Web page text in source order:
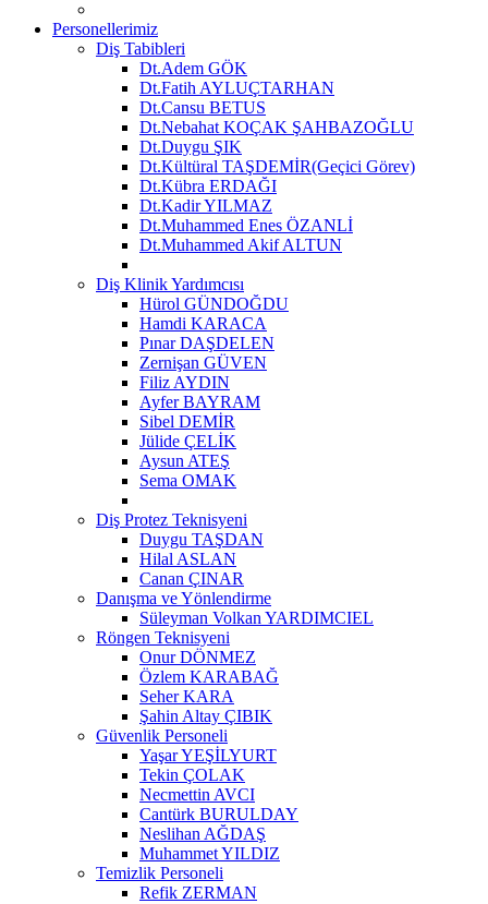
Personellerimiz
Diş Tabibleri
Dt.Adem GÖK
Dt.Fatih AYLUÇTARHAN
Dt.Cansu BETUS
Dt.Nebahat KOÇAK ŞAHBAZOĞLU
Dt.Duygu ŞIK
Dt.Kültüral TAŞDEMİR(Geçici Görev)
Dt.Kübra ERDAĞI
Dt.Kadir YILMAZ
Dt.Muhammed Enes ÖZANLİ
Dt.Muhammed Akif ALTUN
Diş Klinik Yardımcısı
Hürol GÜNDOĞDU
Hamdi KARACA
Pınar DAŞDELEN
Zernişan GÜVEN
Filiz AYDIN
Ayfer BAYRAM
Sibel DEMİR
Jülide ÇELİK
Aysun ATEŞ
Sema OMAK
Diş Protez Teknisyeni
Duygu TAŞDAN
Hilal ASLAN
Canan ÇINAR
Danışma ve Yönlendirme
Süleyman Volkan YARDIMCIEL
Röngen Teknisyeni
Onur DÖNMEZ
Özlem KARABAĞ
Seher KARA
Şahin Altay ÇIBIK
Güvenlik Personeli
Yaşar YEŞİLYURT
Tekin ÇOLAK
Necmettin AVCI
Cantürk BURULDAY
Neslihan AĞDAŞ
Muhammet YILDIZ
Temizlik Personeli
Refik ZERMAN